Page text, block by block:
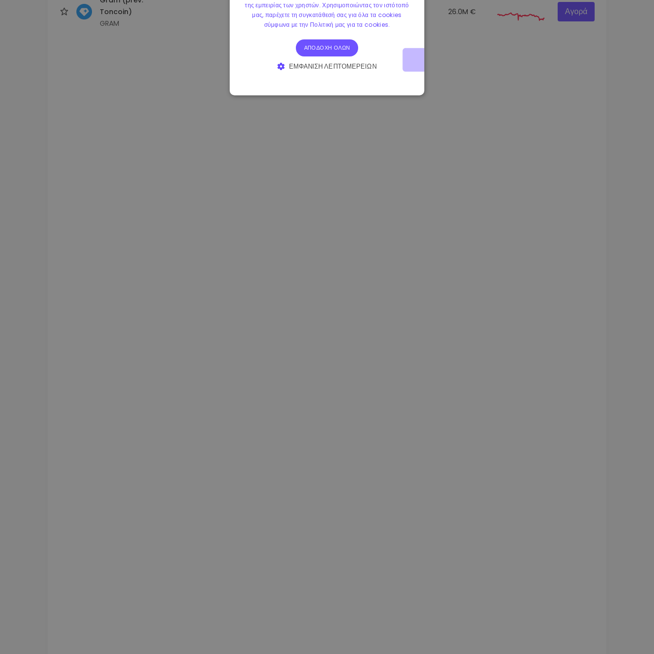
Toncoin)
GRAM
1.170000 € -1.80% 3.2B € 26.0M € Αγορά
της εμπειρίας των χρηστών. Χρησιμοποιώντας τον ιστότοπό
μας, παρέχετε τη συγκατάθεσή σας για όλα τα cookies
σύμφωνα με την Πολιτική μας για τα cookies.
ΑΠΟΔΟΧΉ ΌΛΩΝ
ΕΜΦΆΝΙΣΗ ΛΕΠΤΟΜΕΡΕΙΏΝ